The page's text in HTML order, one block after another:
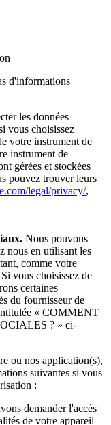
d'informations
les données
vous choisissez
votre instrument de
instrument de
gérées et stockées
pouvez trouver leurs
legal/privacy/,
Nous pouvons
nous en utilisant les
comme votre
vous choisissez de
certaines
du fournisseur de
« COMMENT
? » ci-
ou nos application(s),
suivantes si vous
:
demander l'accès
de votre appareil